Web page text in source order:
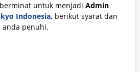
untuk menjadi Admin
Indonesia, berikut syarat dan
anda penuhi.